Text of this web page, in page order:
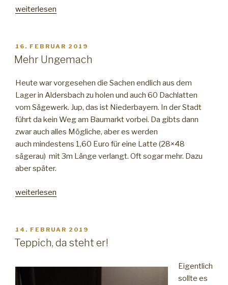
„Computer
weiterlesen
VERÖFFENTLICHT
AM
16. FEBRUAR 2019
Mehr Ungemach
Heute war vorgesehen die Sachen endlich aus dem
Lager in Aldersbach zu holen und auch 60 Dachlatten
vom Sägewerk. Jup, das ist Niederbayern. In der Stadt
führt da kein Weg am Baumarkt vorbei. Da gibts dann
zwar auch alles Mögliche, aber es werden
auch mindestens 1,60 Euro für eine Latte (28×48
sägerau) mit 3m Länge verlangt. Oft sogar mehr. Dazu
aber später.
„Mehr
weiterlesen
VERÖFFENTLICHT
AM
14. FEBRUAR 2019
Teppich, da steht er!
Eigentlich
sollte es